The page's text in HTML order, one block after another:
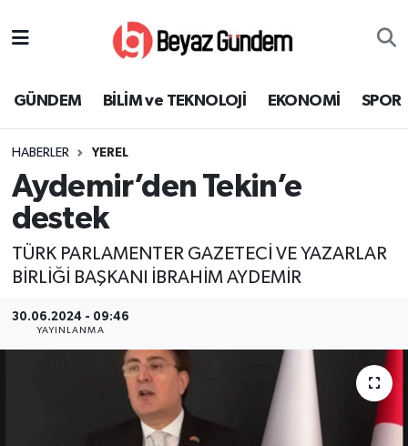
GÜNDEM BİLİM ve TEKNOLOJİ EKONOMİ SPOR
HABERLER YEREL
Aydemir’den Tekin’e
destek
TÜRK PARLAMENTER GAZETECİ VE YAZARLAR
BİRLİĞİ BAŞKANI İBRAHİM AYDEMİR
30.06.2024 - 09:46
YAYINLANMA
EKONOMİ
SPOR
SAĞLIK
KÜLTÜR SANAT
Süper Lig Puan Durumu ve Fikstür
Tüm Manşetler
Son Dakika Haberleri